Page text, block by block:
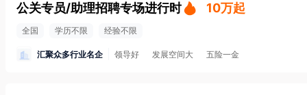
公关专员/助理招聘专场进行时 10万起
全国 学历不限 经验不限
汇聚众多行业名企 领导好 发展空间大 五险一金